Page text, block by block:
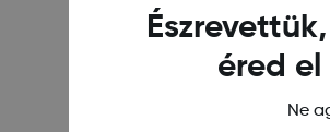
éred
Ne